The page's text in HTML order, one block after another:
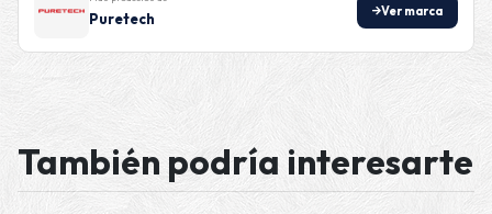
Puretech Ver marca
También podría interesarte